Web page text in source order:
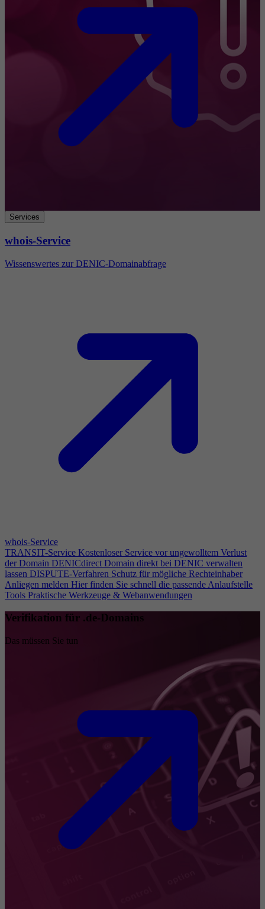
Services
whois-Service
Wissenswertes zur DENIC-Domainabfrage
whois-Service
TRANSIT-Service Kostenloser Service vor ungewolltem Verlust
der Domain DENICdirect Domain direkt bei DENIC verwalten
lassen DISPUTE-Verfahren Schutz für mögliche Rechteinhaber
Anliegen melden Hier finden Sie schnell die passende Anlaufstelle
Tools Praktische Werkzeuge & Webanwendungen
Verifikation für .de-Domains
Das müssen Sie tun